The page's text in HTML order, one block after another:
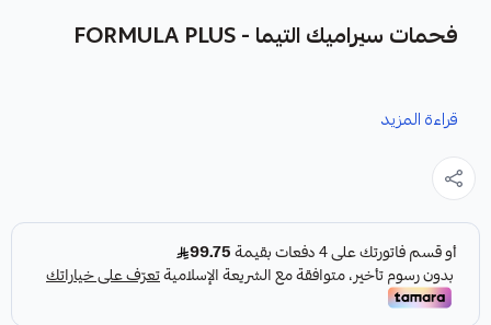
فحمات سيراميك التيما - FORMULA PLUS
نظام الفرامل في سيارتك.
مميزات المنتج:
قراءة المزيد